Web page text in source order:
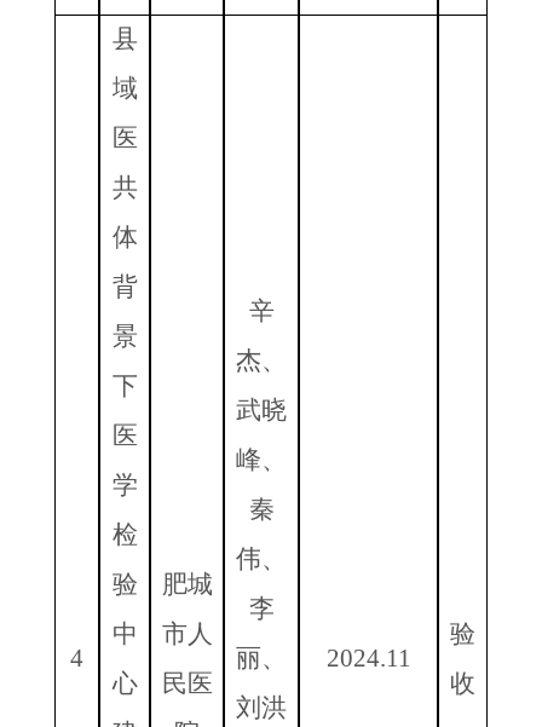
4
县
域
医
共
体
背
景
下
医
学
检
验
中
心
肥城
市人
民医
辛
杰、
武晓
峰、
秦
伟、
李
丽、
刘洪
2024.11
验
收